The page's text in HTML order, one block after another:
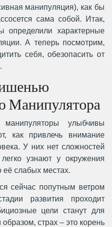
манипуляция), как бы
сама собой. Итак,
характерные
А теперь посмотрим,
себя, обезопасить от
Манипулятора
улыбчивы
как привлечь внимание
У них нет сложностей
узнают у окружения
слабых местах.
сейчас попутным ветром
развития проходит
цели станут для
страх – это корень